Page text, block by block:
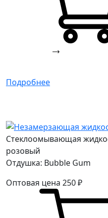
Подробнее
Стеклоомывающая
розовый
Отдушка: Bubble Gum
Оптовая цена 250₽